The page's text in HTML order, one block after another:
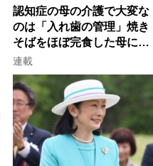
認知症の母の介護で大変な
のは「入れ歯の管理」焼き
そばをほぼ完食した母に息
子が血の気が引いた理由
連載